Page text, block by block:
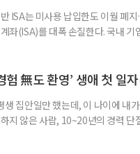
ISA는 미사용 납입한도 이월 폐
좌(ISA)를 대폭 손질한다. 국내
문이다. 지난 3일 발표된 세제개
험 無도 환영’ 생애 첫 일
생 집안일만 했는데, 이 나이에 내
지 않은 사람, 10~20년의 경력 단